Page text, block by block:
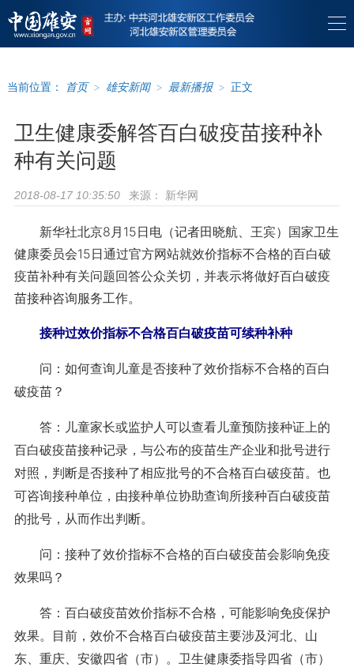
当前位置： 首页 > 雄安新闻 > 最新播报 > 正文
卫生健康委解答百白破疫苗接种补
种有关问题
2018-08-17 10:35:50 来源： 新华网
新华社北京8月15日电（记者田晓航、王宾）国家卫生
健康委员会15日通过官方网站就效价指标不合格的百白破
疫苗补种有关问题回答公众关切，并表示将做好百白破疫
苗接种咨询服务工作。
接种过效价指标不合格百白破疫苗可续种补种
问：如何查询儿童是否接种了效价指标不合格的百白
破疫苗？
答：儿童家长或监护人可以查看儿童预防接种证上的
百白破疫苗接种记录，与公布的疫苗生产企业和批号进行
对照，判断是否接种了相应批号的不合格百白破疫苗。也
可咨询接种单位，由接种单位协助查询所接种百白破疫苗
的批号，从而作出判断。
问：接种了效价指标不合格的百白破疫苗会影响免疫
效果吗？
答：百白破疫苗效价指标不合格，可能影响免疫保护
效果。目前，效价不合格百白破疫苗主要涉及河北、山
东、重庆、安徽四省（市）。卫生健康委指导四省（市）